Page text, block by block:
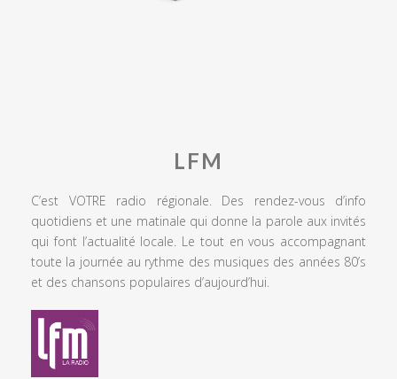
LFM
C’est VOTRE radio régionale. Des rendez-vous d’info
quotidiens et une matinale qui donne la parole aux invités
qui font l’actualité locale. Le tout en vous accompagnant
toute la journée au rythme des musiques des années 80’s
et des chansons populaires d’aujourd’hui.